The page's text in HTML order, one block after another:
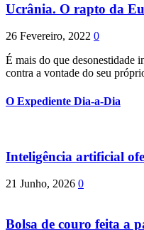
Ucrânia. O rapto da
26 Fevereiro, 2022 0
É mais do que desonestidade
contra a vontade do seu
O Expediente Dia-a-Dia
Inteligência artificial
21 Junho, 2026 0
Bolsa de couro feita a